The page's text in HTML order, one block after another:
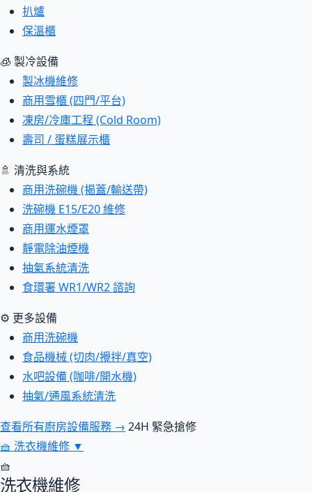
扒爐
保溫櫃
🧊 製冷設備
製冰機維修
商用雪櫃 (四門/平台)
凍房/冷庫工程 (Cold Room)
壽司 / 蛋糕展示櫃
🚿 清洗與系統
商用洗碗機 (揭蓋/輸送帶)
洗碗機 E15/E20 維修
商用運水煙罩
靜電除油煙機
抽氣系統清洗
食環署 WR1/WR2 諮詢
⚙ 更多設備
商用洗碗機
食品機械 (切肉/攪拌/真空)
水吧設備 (咖啡/開水機)
抽氣/通風系統清洗
查看所有廚房設備服務 → 24H 緊急搶修
🧺 洗衣機維修 ▼
🧺
洗衣機維修